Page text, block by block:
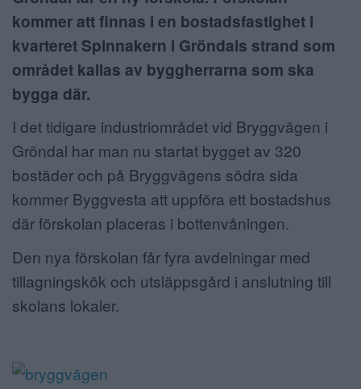
ANNONSERA
MER
kommer att finnas i en bostadsfastighet i
kvarteret Spinnakern i Gröndals strand som
området kallas av byggherrarna som ska
bygga där.
I det tidigare industriområdet vid Bryggvägen i
Gröndal har man nu startat bygget av 320
bostäder och på Bryggvägens södra sida
kommer Byggvesta att uppföra ett bostadshus
där förskolan placeras i bottenvåningen.
Den nya förskolan får fyra avdelningar med
tillagningskök och utsläppsgård i anslutning till
skolans lokaler.